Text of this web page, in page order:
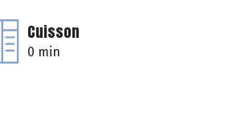
Cuisson
0 min